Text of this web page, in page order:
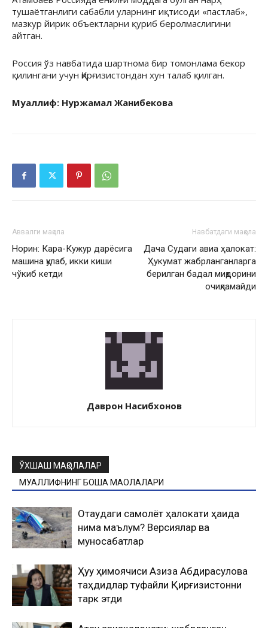
тушаётганлиги сабабли уларнинг иқтисоди «пастлаб»,
мазкур йирик объектларни қуриб беролмаслигини
айтган.
Россия ўз навбатида шартнома бир томонлама бекор
қилингани учун Қирғизистондан хун талаб қилган.
Муаллиф: Нуржамал Жанибекова
Аввалги мақола
Норин: Кара-Кужур дарёсига
машина қулаб, икки киши
чўкиб кетди
Навбатдаги мақола
Дача Судаги авиа ҳалокат:
Ҳукумат жабрланганларга
берилган бадал миқдорини
очиқламайди
Даврон Насибхонов
ЎХШАШ МАҚОЛАЛАР
МУАЛЛИФНИНГ БОШҚА МАҚОЛАЛАРИ
Оқтаудаги самолёт ҳалокати ҳақида
нима маълум? Версиялар ва
муносабатлар
Ҳуқуқ ҳимоячиси Азиза Абдирасулова
таҳдидлар туфайли Қирғизистонни
тарк этди